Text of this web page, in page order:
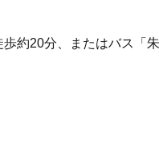
約20分、またはバス「